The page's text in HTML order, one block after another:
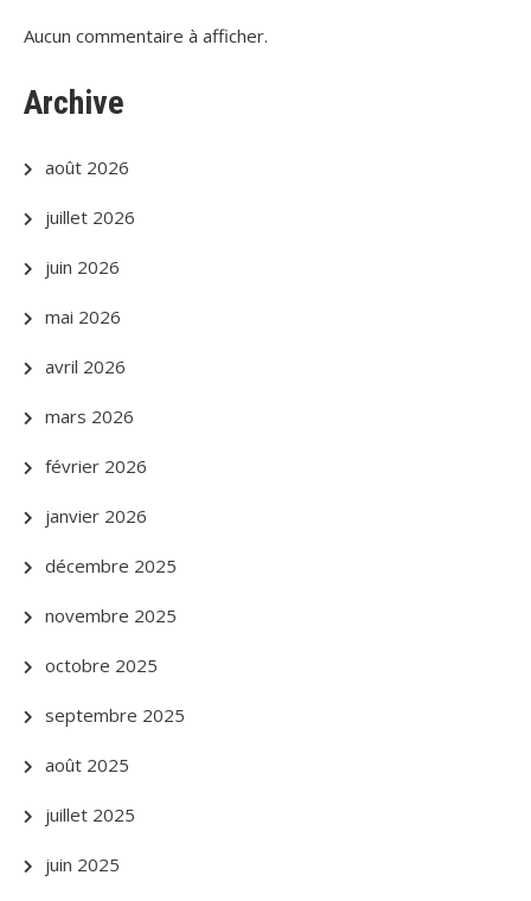
Aucun commentaire à afficher.
Archive
août 2026
juillet 2026
juin 2026
mai 2026
avril 2026
mars 2026
février 2026
janvier 2026
décembre 2025
novembre 2025
octobre 2025
septembre 2025
août 2025
juillet 2025
juin 2025